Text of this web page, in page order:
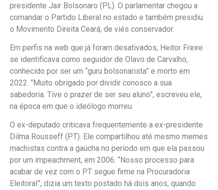
presidente Jair Bolsonaro (PL). O parlamentar chegou a
comandar o Partido Liberal no estado e também presidiu
o Movimento Direita Ceará, de viés conservador.
Em perfis na web que já foram desativados, Heitor Freire
se identificava como seguidor de Olavo de Carvalho,
conhecido por ser um “guru bolsonarista” e morto em
2022. “Muito obrigado por dividir conosco a sua
sabedoria. Tive o prazer de ser seu aluno”, escreveu ele,
na época em que o ideólogo morreu.
O ex-deputado criticava frequentemente a ex-presidente
Dilma Rousseff (PT). Ele compartilhou até mesmo memes
machistas contra a gaúcha no período em que ela passou
por um impeachment, em 2006. “Nosso processo para
acabar de vez com o PT segue firme na Procuradoria
Eleitoral”, dizia um texto postado há dois anos, quando